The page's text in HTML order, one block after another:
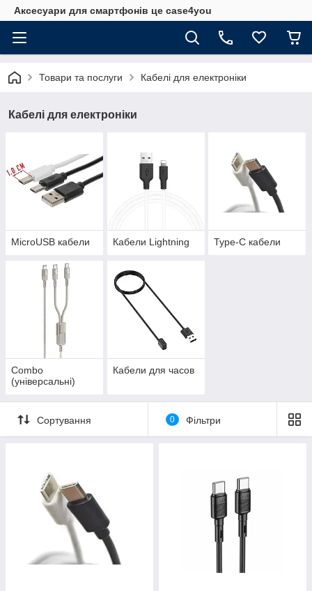
Аксесуари для смартфонів це case4you
Товари та послуги Кабелі для електроніки
Кабелі для електроніки
MicroUSB кабели Кабели Lightning Type-C кабели
Combo
(універсальні)
Кабели для часов
Сортування 0 Фільтри